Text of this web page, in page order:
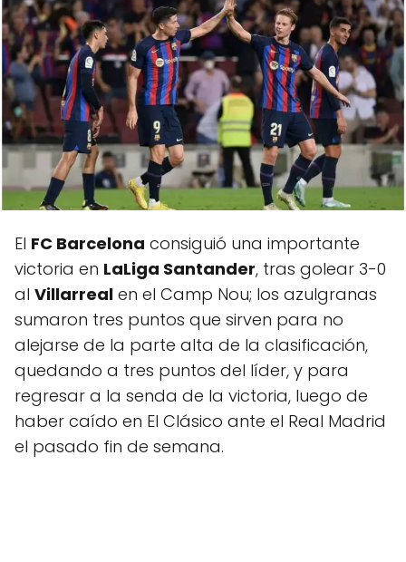
El FC Barcelona consiguió una importante
victoria en LaLiga Santander, tras golear 3-0
al Villarreal en el Camp Nou; los azulgranas
sumaron tres puntos que sirven para no
alejarse de la parte alta de la clasificación,
quedando a tres puntos del líder, y para
regresar a la senda de la victoria, luego de
haber caído en El Clásico ante el Real Madrid
el pasado fin de semana.